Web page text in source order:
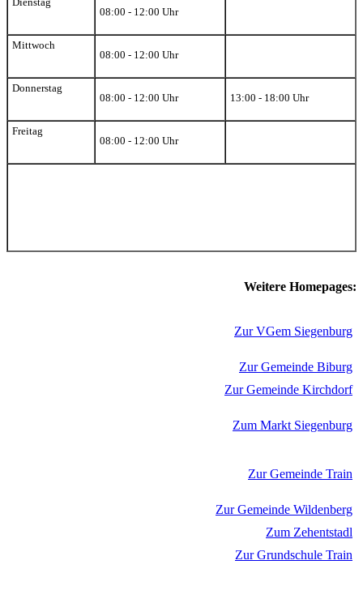
08:00 - 12:00 Uhr
Mittwoch
08:00 - 12:00 Uhr
Donnerstag
08:00 - 12:00 Uhr
13:00 - 18:00 Uhr
Freitag
08:00 - 12:00 Uhr
Weitere Homepages:
Zur VGem Siegenburg
Zur Gemeinde Biburg
Zur Gemeinde Kirchdorf
Zum Markt Siegenburg
Zur Gemeinde Train
Zur Gemeinde Wildenberg
Zum Zehentstadl
Zur Grundschule Train